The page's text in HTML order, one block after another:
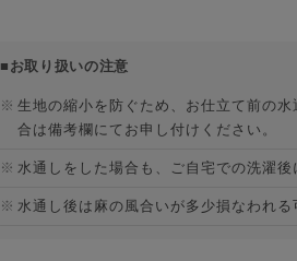
■お取り扱いの注意
※ 生地の縮小を防ぐため、お仕立て前の
合は備考欄にてお申し付けください。
※ 水通しをした場合も、ご自宅での洗濯後
※ 水通し後は麻の風合いが多少損なわれ